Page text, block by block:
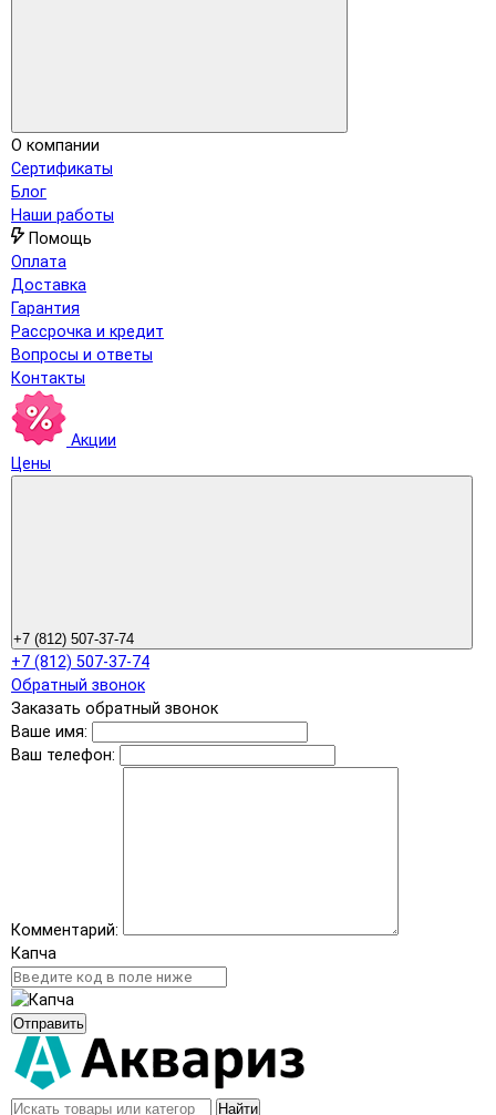
О компании
Сертификаты
Блог
Наши работы
Помощь
Оплата
Доставка
Гарантия
Рассрочка и кредит
Вопросы и ответы
Контакты
Акции
Цены
+7 (812) 507-37-74
+7 (812) 507-37-74
Обратный звонок
Заказать обратный звонок
Ваше имя:
Ваш телефон:
Комментарий:
Капча
Отправить
Найти